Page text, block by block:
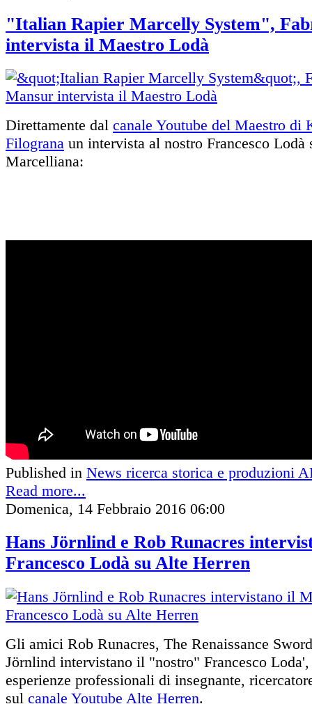
"Italian Rapier Marcelly System",
intervista il Maestro Lodà
Direttamente dal canale Youtube del Maestro di
Filograna un intervista al nostro Francesco Lodà
Marcelliana:
Published in News ricerca storica e produzioni
Read more...
Domenica, 14 Febbraio 2016 06:00
Hans Jörnlind e Rob Runacres
Francesco Lodà su Alte Herren
Gli amici Rob Runacres, The Renaissance
Jörnlind intervistano il "nostro" Francesco Loda',
esperienze professionali di insegnante,
sul canale Youtube Alte Herren.